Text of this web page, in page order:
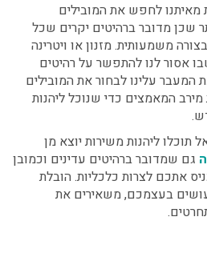
מאיתנו לחפש את המובילים
שכן מדובר ברהיטים יקרים שכל
משמעותית. מזנון או ויטרינה
אסור לנו להתפשר על רהיטים
המעבר עלינו לבחור את המובילים
המאמצים כדי שנוכל ליהנות
תוכלו ליהנות משירות יוצא מן
גם שמדובר ברהיטים עדינים וכמובן
אתכם לצרות כלכליות. הובלת
עושים בעצמכם, משאירים את